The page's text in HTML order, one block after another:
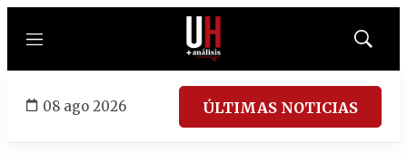
Menú
Mostrar
08 ago 2026 ÚLTIMAS NOTICIAS